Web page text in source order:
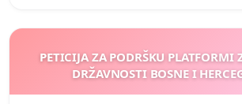
PETICIJA ZA PODRŠKU PLATFORMI
DRŽAVNOSTI BOSNE I